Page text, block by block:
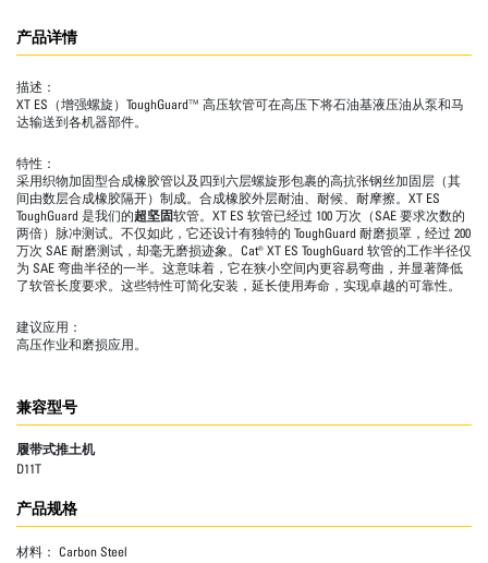
产品详情
描述：
XT ES（增强螺旋）ToughGuard™ 高压软管可在高压下将石油基液压油从泵和马
达输送到各机器部件。
特性：
采用织物加固型合成橡胶管以及四到六层螺旋形包裹的高抗张钢丝加固层（其
间由数层合成橡胶隔开）制成。合成橡胶外层耐油、耐候、耐摩擦。XT ES
ToughGuard 是我们的超坚固软管。XT ES 软管已经过 100 万次（SAE 要求次数的
两倍）脉冲测试。不仅如此，它还设计有独特的 ToughGuard 耐磨损罩，经过 200
万次 SAE 耐磨测试，却毫无磨损迹象。Cat® XT ES ToughGuard 软管的工作半径仅
为 SAE 弯曲半径的一半。这意味着，它在狭小空间内更容易弯曲，并显著降低
了软管长度要求。这些特性可简化安装，延长使用寿命，实现卓越的可靠性。
建议应用：
高压作业和磨损应用。
兼容型号
履带式推土机
D11T
产品规格
材料： Carbon Steel